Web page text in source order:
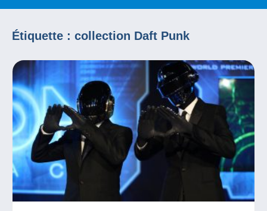
Étiquette : collection Daft Punk